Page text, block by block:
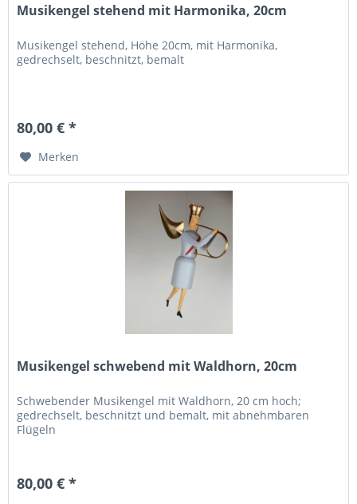
Musikengel stehend mit Harmonika, 20cm
Musikengel stehend, Höhe 20cm, mit Harmonika,
gedrechselt, beschnitzt, bemalt
80,00 € *
Merken
Musikengel schwebend mit Waldhorn, 20cm
Schwebender Musikengel mit Waldhorn, 20 cm hoch;
gedrechselt, beschnitzt und bemalt, mit abnehmbaren
Flügeln
80,00 € *